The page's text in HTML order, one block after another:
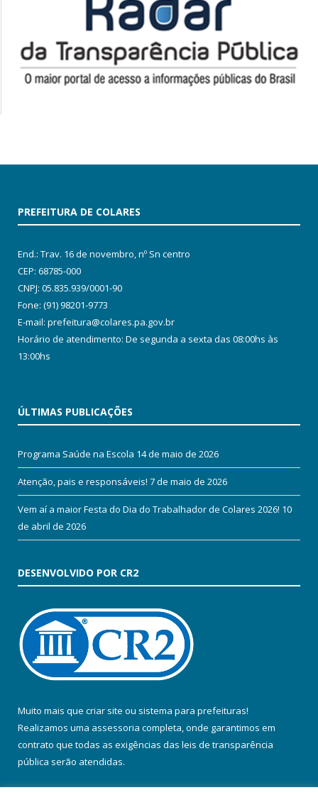
PREFEITURA DE COLARES
End.: Trav. 16 de novembro, nº Sn centro
CEP: 68785-000
CNPJ: 05.835.939/0001-90
Fone: (91) 98201-9773
E-mail: prefeitura@colares.pa.gov.br
Horário de atendimento: De segunda a sexta das 08:00hs às
13:00hs
ÚLTIMAS PUBLICAÇÕES
Programa Saúde na Escola 14 de maio de 2026
Atenção, pais e responsáveis! 7 de maio de 2026
Vem aí a maior Festa do Dia do Trabalhador de Colares 2026! 10
de abril de 2026
DESENVOLVIDO POR CR2
Muito mais que criar site ou sistema para prefeituras!
Realizamos uma assessoria completa, onde garantimos em
contrato que todas as exigências das leis de transparência
pública serão atendidas.